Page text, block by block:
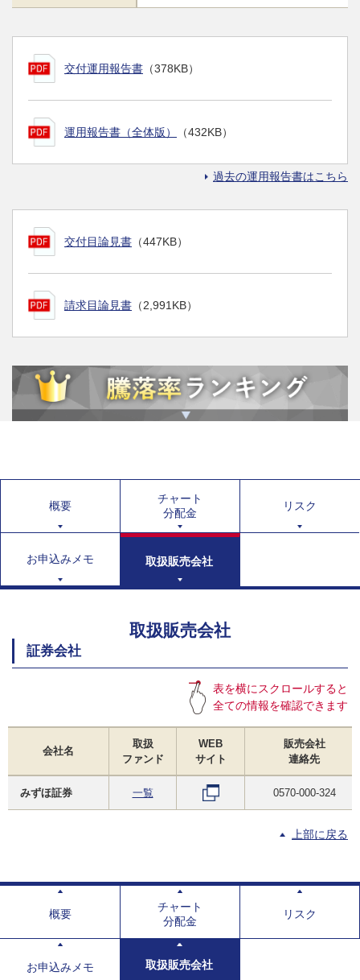
交付運用報告書 （378KB）
運用報告書（全体版） （432KB）
過去の運用報告書はこちら
交付目論見書 （447KB）
請求目論見書 （2,991KB）
概要
チャート
分配金
リスク
お申込みメモ 取扱販売会社
取扱販売会社
証券会社
表を横にスクロールすると
全ての情報を確認できます
会社名
取扱
ファンド
WEB
サイト
販売会社
連絡先
みずほ証券 一覧 0570-000-324
上部に戻る
概要
チャート
分配金
リスク
お申込みメモ 取扱販売会社